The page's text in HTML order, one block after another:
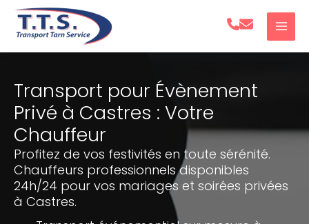
Aller
Transport pour Évènement
Privé à Castres : Votre
Chauffeur
Profitez de vos festivités en toute sérénité.
Chauffeurs professionnels disponibles
24h/24 pour vos mariages et soirées privées
à Castres.